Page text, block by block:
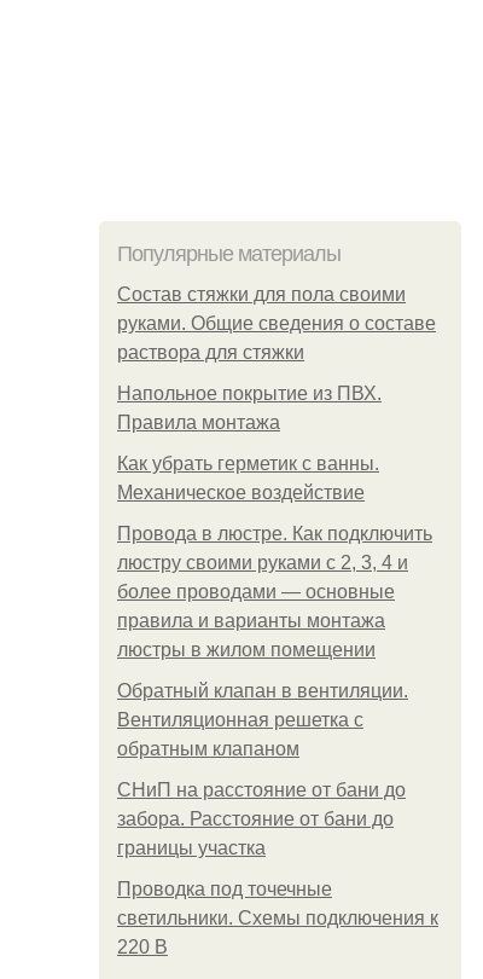
Популярные материалы
Состав стяжки для пола своими
руками. Общие сведения о составе
раствора для стяжки
Напольное покрытие из ПВХ.
Правила монтажа
Как убрать герметик с ванны.
Механическое воздействие
Провода в люстре. Как подключить
люстру своими руками с 2, 3, 4 и
более проводами — основные
правила и варианты монтажа
люстры в жилом помещении
Обратный клапан в вентиляции.
Вентиляционная решетка с
обратным клапаном
СНиП на расстояние от бани до
забора. Расстояние от бани до
границы участка
Проводка под точечные
светильники. Схемы подключения к
220 В